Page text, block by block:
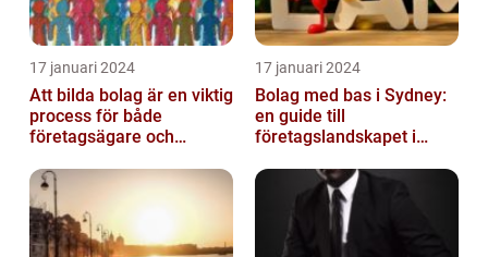
17 januari 2024
Att bilda bolag är en viktig
process för både
företagsägare och
etablera en ...
17 januari 2024
Bolag med bas i Sydney:
en guide till
företagslandskapet i
stad